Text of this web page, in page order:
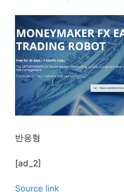
반응형
[ad_2]
Source link